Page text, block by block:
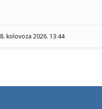
8. kolovoza 2026. 13:44